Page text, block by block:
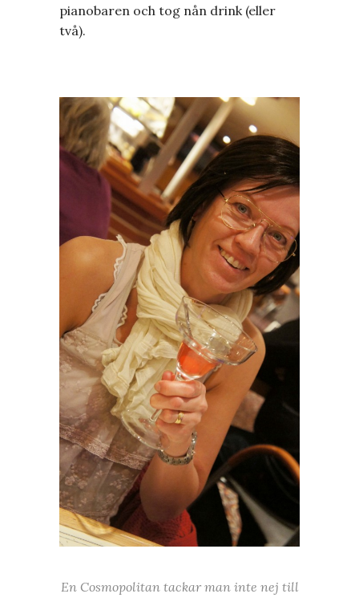
pianobaren och tog nån drink (eller
två).
En Cosmopolitan tackar man inte nej till